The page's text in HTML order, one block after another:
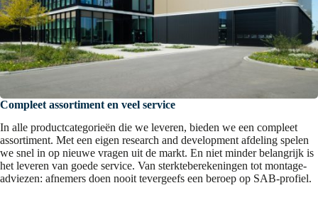
Compleet assortiment en veel service
In alle productcategorieën die we leveren, bieden we een compleet
assortiment. Met een eigen research and development afdeling spelen
we snel in op nieuwe vragen uit de markt. En niet minder belangrijk is
het leveren van goede service. Van sterkteberekeningen tot montage-
adviezen: afnemers doen nooit tevergeefs een beroep op SAB-profiel.